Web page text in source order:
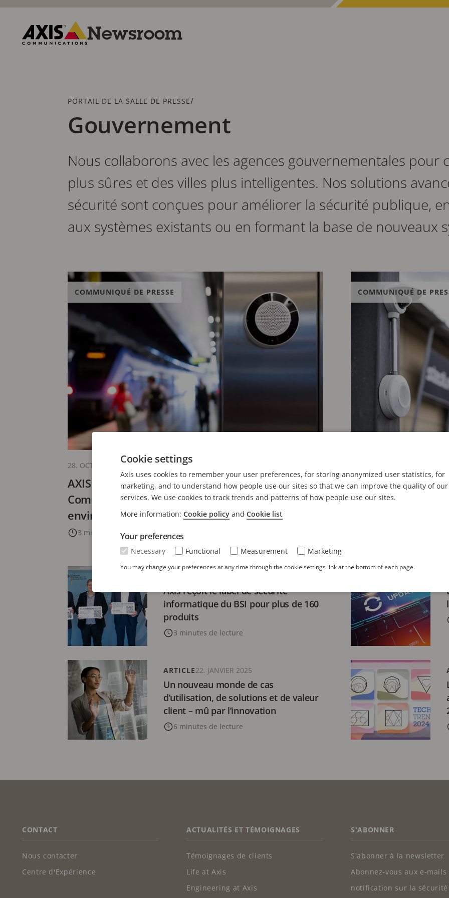
Passer
contenu
principal
Newsroom
Fil
PORTAIL DE LA SALLE DE PRESSE/
Gouvernement
Nous collaborons avec les agences gouvernementales pour
plus sûres et des villes plus intelligentes. Nos solutions
sécurité sont conçues pour améliorer la sécurité publique,
aux systèmes existants ou en formant la base de nouveaux
AXIS D6310 Air Quality Sensor : Axis
Communications enrichit sa gamme de capteurs
environnementaux
3 minutes de lecture
COMMUNIQUÉ DE PRESSE
28. OCTOBRE 2025
Haut-parleur
rapides et
COMMUNIQUÉ DE
Axis reçoit le label de sécurité
informatique du BSI pour plus de 160
produits
3 minutes de lecture
Un nouveau monde de cas
d’utilisation, de solutions et de valeur
client – mû par l’innovation
6 minutes de lecture
ARTICLE22. JANVIER 2025
FOOTER
CONTACT
Nous contacter
Centre d'Expérience
ACTUALITÉS ET TÉMOIGNAGES
Témoignages de clients
Life at Axis
Engineering at Axis
S'ABONNER
S'abonner à la newsletter
Abonnez-vous aux e-mails
notification sur la sécurité
Cookie settings
Axis uses cookies to remember your user preferences, for storing anonymized user statistics, for
marketing, and to understand how people use our sites so that we can improve the quality of our
services. We use cookies to track trends and patterns of how people use our sites.
More information: Cookie policy and Cookie list
Your preferences
Necessary Functional Measurement Marketing
You may change your preferences at any time through the cookie settings link at the bottom of each page.